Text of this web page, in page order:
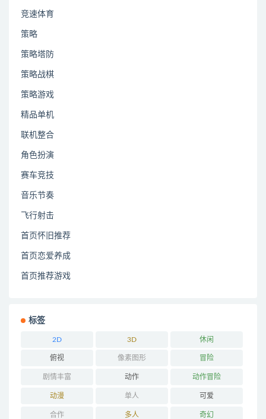
竞速体育
策略
策略塔防
策略战棋
策略游戏
精品单机
联机整合
角色扮演
赛车竞技
音乐节奏
飞行射击
首页怀旧推荐
首页恋爱养成
首页推荐游戏
标签
2D 3D 休闲
俯视 像素图形 冒险
剧情丰富 动作 动作冒险
动漫 单人 可爱
合作 多人 奇幻